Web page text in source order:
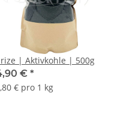
| Aktivkohle | 500g
€ *
€ pro 1 kg